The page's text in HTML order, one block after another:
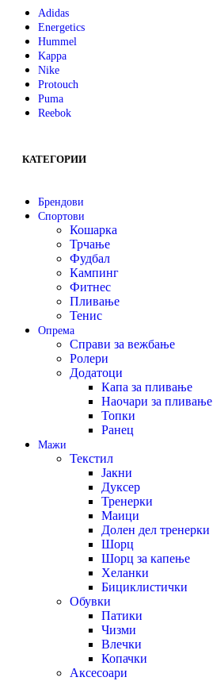
Adidas
Energetics
Hummel
Kappa
Nike
Protouch
Puma
Reebok
КАТЕГОРИИ
Брендови
Спортови
Кошарка
Трчање
Фудбал
Кампинг
Фитнес
Пливање
Тенис
Опрема
Справи за вежбање
Ролери
Додатоци
Капа за пливање
Наочари за пливање
Топки
Ранец
Мажи
Текстил
Јакни
Дуксер
Тренерки
Маици
Долен дел тренерки
Шорц
Шорц за капење
Хеланки
Бициклистички
Обувки
Патики
Чизми
Влечки
Копачки
Аксесоари